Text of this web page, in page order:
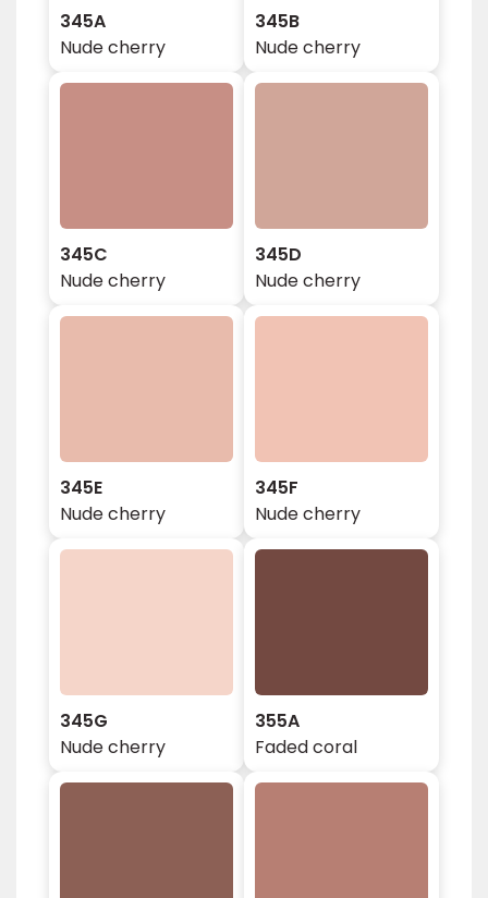
345A
Nude cherry
345B
Nude cherry
345C
Nude cherry
345D
Nude cherry
345E
Nude cherry
345F
Nude cherry
345G
Nude cherry
355A
Faded coral